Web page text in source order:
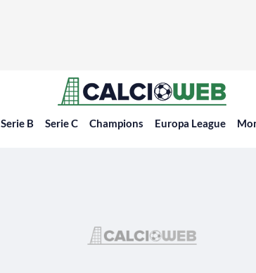
Serie B Serie C Champions Europa League